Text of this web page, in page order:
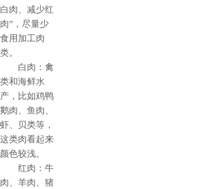
白肉、减少红
肉”，尽量少
食用加工肉
类。
白肉：禽
类和海鲜水
产，比如鸡鸭
鹅肉、鱼肉、
虾、贝类等，
这类肉看起来
颜色较浅。
红肉：牛
肉、羊肉、猪